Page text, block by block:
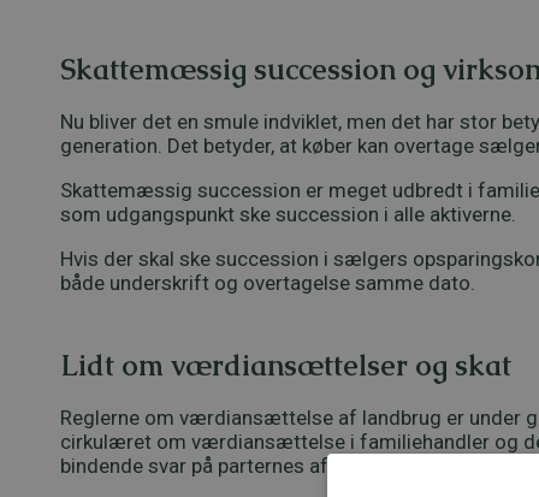
Skattemæssig succession og
Nu bliver det en smule indviklet, men det har stor
generation. Det betyder, at køber kan overtage
Skattemæssig succession er meget udbredt i
som udgangspunkt ske succession i alle aktiverne.
Hvis der skal ske succession i sælgers
både underskrift og overtagelse samme dato.
Lidt om værdiansættelser og skat
Reglerne om værdiansættelse af landbrug er under
cirkulæret om værdiansættelse i familiehandler og
bindende svar på parternes aftale om værdierne